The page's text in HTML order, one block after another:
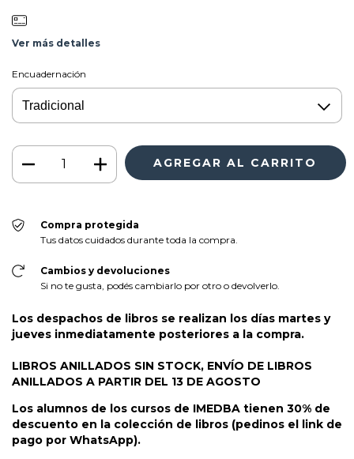
Ver más detalles
Encuadernación
Compra protegida
Tus datos cuidados durante toda la compra.
Cambios y devoluciones
Si no te gusta, podés cambiarlo por otro o devolverlo.
Los despachos de libros se realizan los días martes y
jueves inmediatamente posteriores a la compra.
LIBROS ANILLADOS SIN STOCK, ENVÍO DE LIBROS
ANILLADOS A PARTIR DEL 13 DE AGOSTO
Los alumnos de los cursos de IMEDBA tienen 30% de
descuento en la colección de libros (pedinos el link de
pago por WhatsApp).